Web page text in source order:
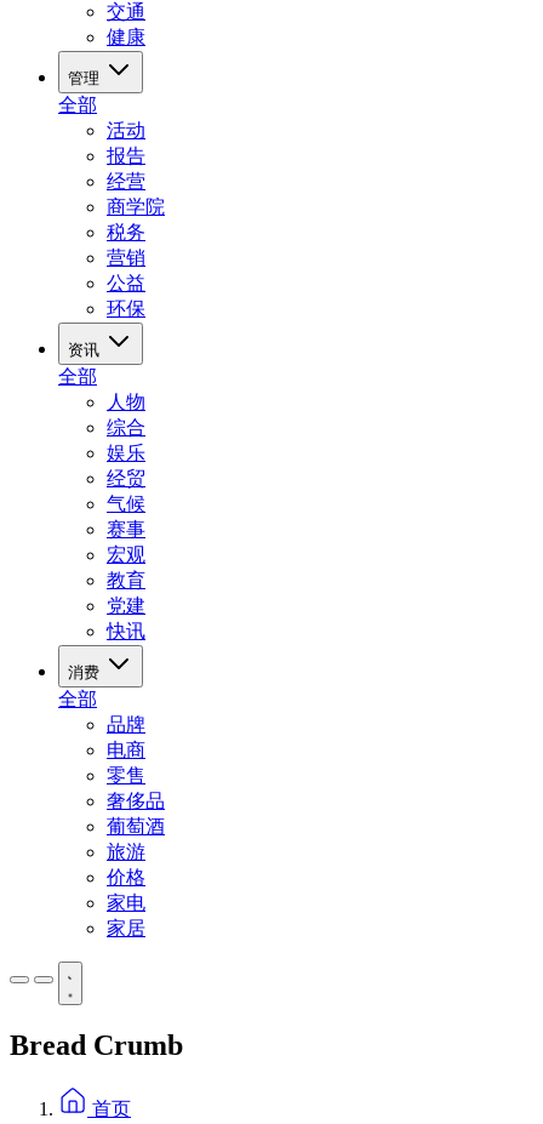
交通
健康
管理
全部
活动
报告
经营
商学院
税务
营销
公益
环保
资讯
全部
人物
综合
娱乐
经贸
气候
赛事
宏观
教育
党建
快讯
消费
全部
品牌
电商
零售
奢侈品
葡萄酒
旅游
价格
家电
家居
Bread Crumb
首页